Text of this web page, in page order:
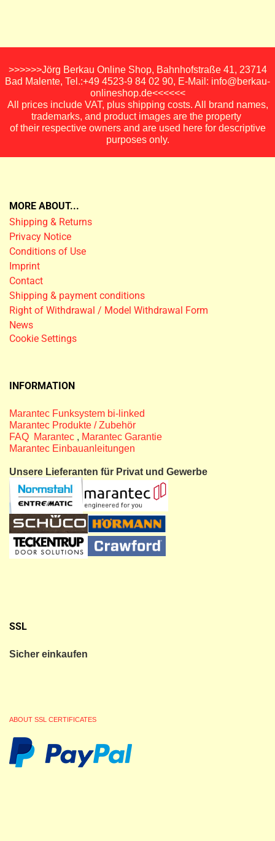
>>>>>>Jörg Berkau Online Shop, Bahnhofstraße 41, 23714
Bad Malente, Tel.:+49 4523-9 84 02 90, E-Mail: info@berkau-
onlineshop.de<<<<<<
All prices include VAT, plus shipping costs. All brand names,
trademarks, and product images are the property
of their respective owners and are used here for descriptive
purposes only.
MORE ABOUT...
Shipping & Returns
Privacy Notice
Conditions of Use
Imprint
Contact
Shipping & payment conditions
Right of Withdrawal / Model Withdrawal Form
News
Cookie Settings
INFORMATION
Marantec Funksystem bi-linked
Marantec Produkte / Zubehör
FAQ Marantec , Marantec Garantie
Marantec Einbauanleitungen
Unsere Lieferanten für Privat und Gewerbe
SSL
Sicher einkaufen
ABOUT SSL CERTIFICATES